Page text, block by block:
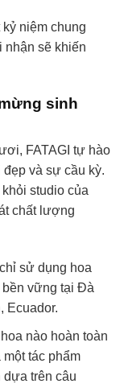
niệm chung
nhận sẽ khiến
sinh
FATAGI tự hào
đẹp và sự cầu kỳ.
studio của
chất lượng
sử dụng hoa
bền vững tại Đà
Ecuador.
nào hoàn toàn
tác phẩm
dựa trên câu